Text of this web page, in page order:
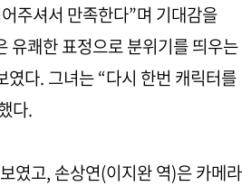
주셔서 만족한다”며 기대감을
유쾌한 표정으로 분위기를 띄우는
다. 그녀는 “다시 한번 캐릭터를
다.
였고, 손상연(이지완 역)은 카메라